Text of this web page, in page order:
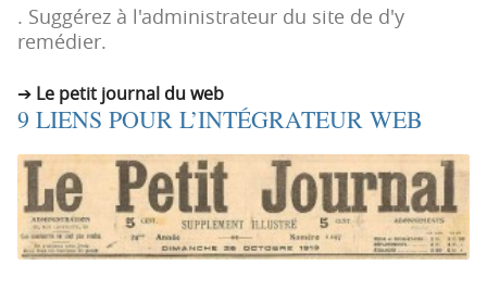
i
c
i
a
n
. Suggérez à l'administrateur du site de d'y
remédier.
Le petit journal du web
9 LIENS POUR L’INTÉGRATEUR WEB